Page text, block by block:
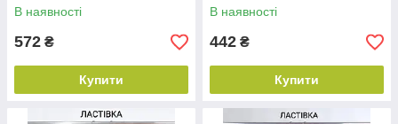
В наявності
572 ₴
Купити
В наявності
442 ₴
Купити